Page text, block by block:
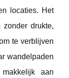
locaties. Het
zonder drukte,
te verblijven
wandelpaden
aan